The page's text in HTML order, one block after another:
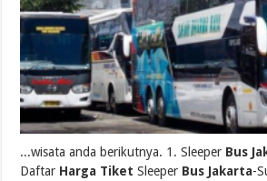
...wisata anda berikutnya. 1. Sleeper Bus
Daftar Harga Tiket Sleeper Bus Jakarta-